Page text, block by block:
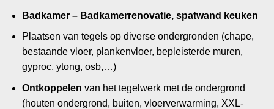
Badkamer – Badkamerrenovatie, spatwand keuken
Plaatsen van tegels op diverse ondergronden (chape,
bestaande vloer, plankenvloer, bepleisterde muren,
gyproc, ytong, osb,…)
Ontkoppelen van het tegelwerk met de ondergrond
(houten ondergrond, buiten, vloerverwarming, XXL-